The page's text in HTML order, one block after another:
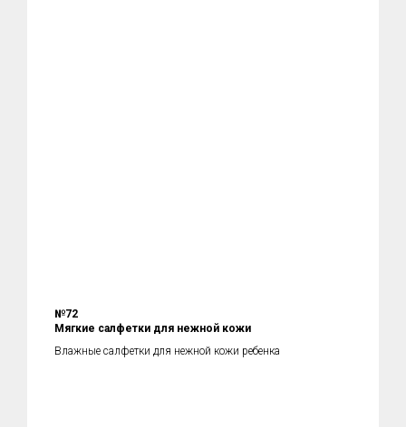
№72
Мягкие салфетки для нежной кожи
Влажные салфетки для нежной кожи ребенка